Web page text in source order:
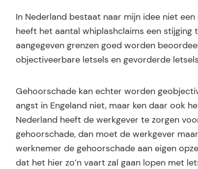
In Nederland bestaat naar mijn idee niet
heeft het aantal whiplashclaims een stijging
aangegeven grenzen goed worden
objectiveerbare letsels en gevorderde
Gehoorschade kan echter worden
angst in Engeland niet, maar ken daar ook
Nederland heeft de werkgever te zorgen
gehoorschade, dan moet de werkgever
werknemer de gehoorschade aan eigen
dat het hier zo’n vaart zal gaan lopen met